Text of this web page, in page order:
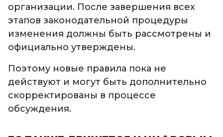
организации. После завершения всех
этапов законодательной процедуры
изменения должны быть рассмотрены и
официально утверждены.
Поэтому новые правила пока не
действуют и могут быть дополнительно
скорректированы в процессе
обсуждения.